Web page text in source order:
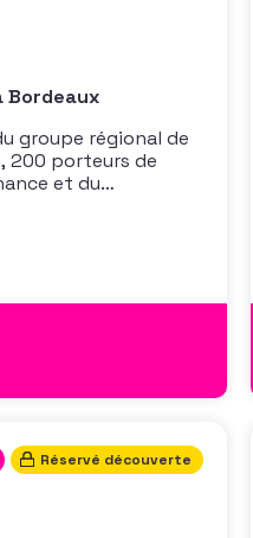
Bordeaux
groupe régional de
200 porteurs de
et du
Réservé découverte